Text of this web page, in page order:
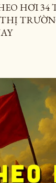
HƠI 34